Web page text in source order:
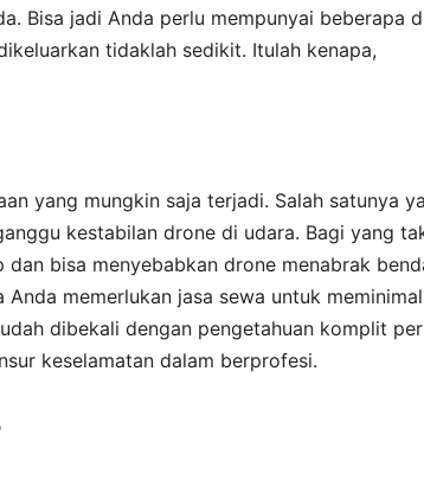
Bisa jadi Anda perlu mempunyai beberapa
tidaklah sedikit. Itulah kenapa,
yang mungkin saja terjadi. Salah satunya
kestabilan drone di udara. Bagi yang
bisa menyebabkan drone menabrak
memerlukan jasa sewa untuk
dibekali dengan pengetahuan komplit
keselamatan dalam berprofesi.